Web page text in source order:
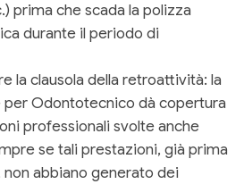
prima che scada la polizza
durante il periodo di
la clausola della retroattività: la
Odontotecnico dà copertura
professionali svolte anche
se tali prestazioni, già prima
abbiano generato dei